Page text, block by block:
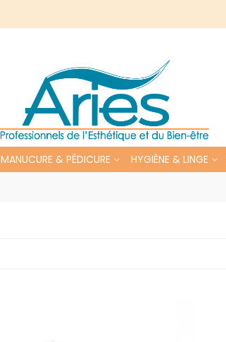
MANUCURE & PÉDICURE HYGIÈNE & LINGE